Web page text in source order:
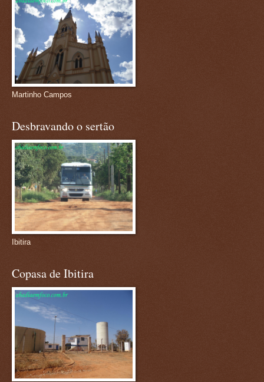
Martinho Campos
Desbravando o sertão
Ibitira
Copasa de Ibitira